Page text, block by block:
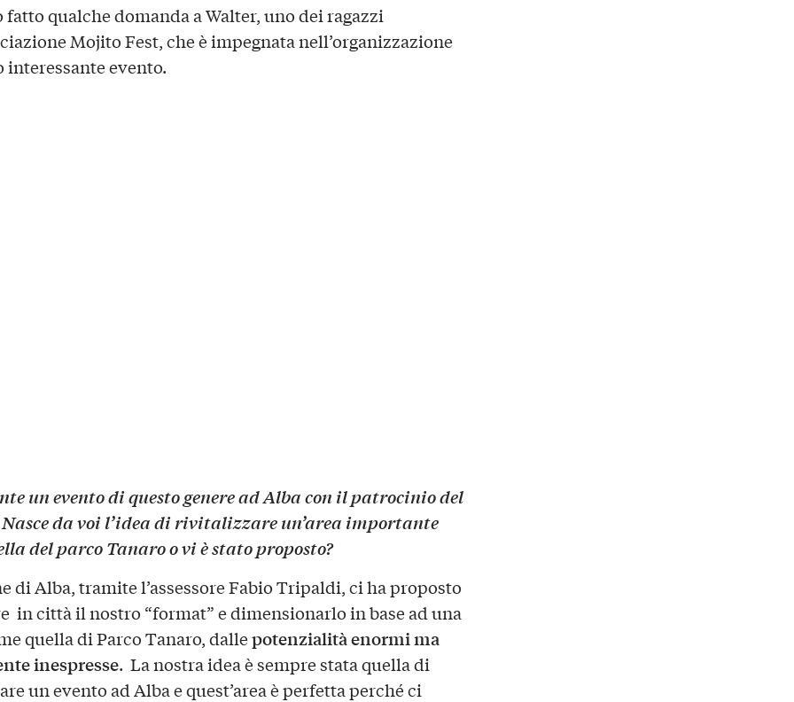
fatto qualche domanda a Walter, uno dei ragazzi
Mojito Fest, che è impegnata nell’organizzazione
interessante evento.
un evento di questo genere ad Alba con il patrocinio del
da voi l’idea di rivitalizzare un’area importante
del parco Tanaro o vi è stato proposto?
di Alba, tramite l’assessore Fabio Tripaldi, ci ha proposto
in città il nostro “format” e dimensionarlo in base ad una
quella di Parco Tanaro, dallepotenzialità enormi ma
inespresse. La nostra idea è sempre stata quella di
un evento ad Alba e quest’area è perfetta perché ci